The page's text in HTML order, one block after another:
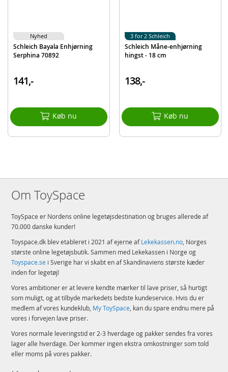
Schleich Bayala Enhjørning
Serphina 70892
141,-
Køb nu
Nyhed
Schleich Måne-enhjørning
hingst - 18 cm
138,-
Køb nu
3 for 2 Schleich
Om ToySpace
ToySpace er Nordens online legetøjsdestination og bruges allerede af
70.000 danske kunder!
Toyspace.dk blev etableret i 2021 af ejerne afLekekassen.no, Norges
største online legetøjsbutik. Sammen med Lekekassen i Norge og
Toyspace.se i Sverige har vi skabt en af Skandinaviens største kæder
inden for legetøj!
Vores ambitioner er at levere kendte mærker til lave priser, så hurtigt
som muligt, og at tilbyde markedets bedste kundeservice. Hvis du er
medlem af vores kundeklub, My ToySpace, kan du spare endnu mere på
vores i forvejen lave priser.
Vores normale leveringstid er 2-3 hverdage og pakker sendes fra vores
lager alle hverdage. Der kommer ingen ekstra omkostninger som told
eller moms på vores pakker.